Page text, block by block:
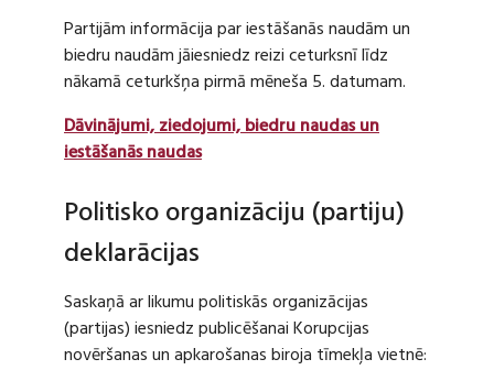
Partijām informācija par iestāšanās naudām un
biedru naudām jāiesniedz reizi ceturksnī līdz
nākamā ceturkšņa pirmā mēneša 5. datumam.
Dāvinājumi, ziedojumi, biedru naudas un
iestāšanās naudas
Politisko organizāciju (partiju)
deklarācijas
Saskaņā ar likumu politiskās organizācijas
(partijas) iesniedz publicēšanai Korupcijas
novēršanas un apkarošanas biroja tīmekļa vietnē: